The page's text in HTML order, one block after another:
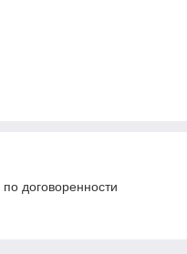
договоренности